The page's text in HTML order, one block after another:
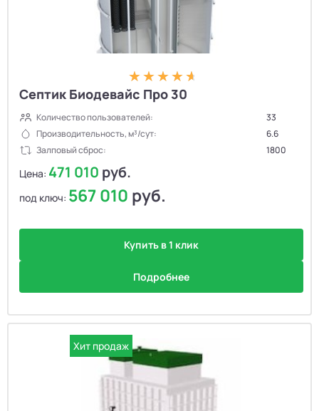
Септик Биодевайс Про 30
Количество пользователей:
33
Производительность, м³/сут:
6.6
Залповый сброс:
1800
Цена: 471 010 руб.
под ключ: 567 010 руб.
Купить в 1 клик
Подробнее
Хит продаж